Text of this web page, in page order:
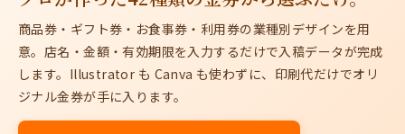
商品券・ギフト券・お食事券・利用券の業種別デザインを用
意。店名・金額・有効期限を入力するだけで入稿データが完成
します。Illustrator も Canva も使わずに、印刷代だけでオリ
ジナル金券が手に入ります。